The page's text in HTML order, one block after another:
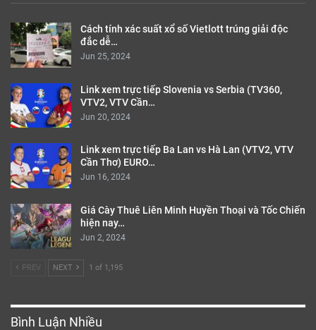
Cách tính xác suất xổ số Vietlott trúng giải độc
đắc dễ…
Jun 25, 2024
Link xem trực tiếp Slovenia vs Serbia (TV360,
VTV2, VTV Cần…
Jun 20, 2024
Link xem trực tiếp Ba Lan vs Hà Lan (VTV2, VTV
Cần Thơ) EURO…
Jun 16, 2024
Giá Cày Thuê Liên Minh Huyền Thoại và Tốc Chiến
hiện nay…
Jun 2, 2024
PREV NEXT 1 of 1,195
Bình Luận Nhiều